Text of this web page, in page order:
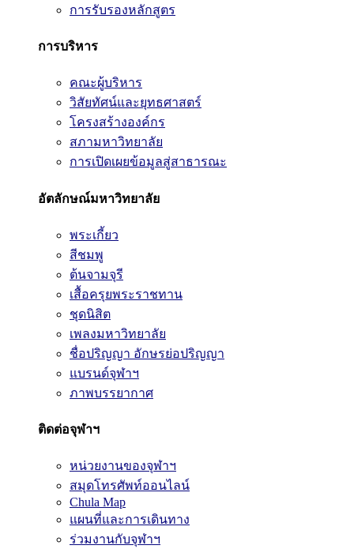
การรับรองหลักสูตร
การบริหาร
คณะผู้บริหาร
วิสัยทัศน์และยุทธศาสตร์
โครงสร้างองค์กร
สภามหาวิทยาลัย
การเปิดเผยข้อมูลสู่สาธารณะ
อัตลักษณ์มหาวิทยาลัย
พระเกี้ยว
สีชมพู
ต้นจามจุรี
เสื้อครุยพระราชทาน
ชุดนิสิต
เพลงมหาวิทยาลัย
ชื่อปริญญา อักษรย่อปริญญา
แบรนด์จุฬาฯ
ภาพบรรยากาศ
ติดต่อจุฬาฯ
หน่วยงานของจุฬาฯ
สมุดโทรศัพท์ออนไลน์
Chula Map
แผนที่และการเดินทาง
ร่วมงานกับจุฬาฯ